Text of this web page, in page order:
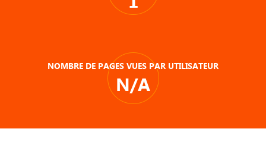
NOMBRE DE PAGES VUES PAR UTILISATEUR
N/A